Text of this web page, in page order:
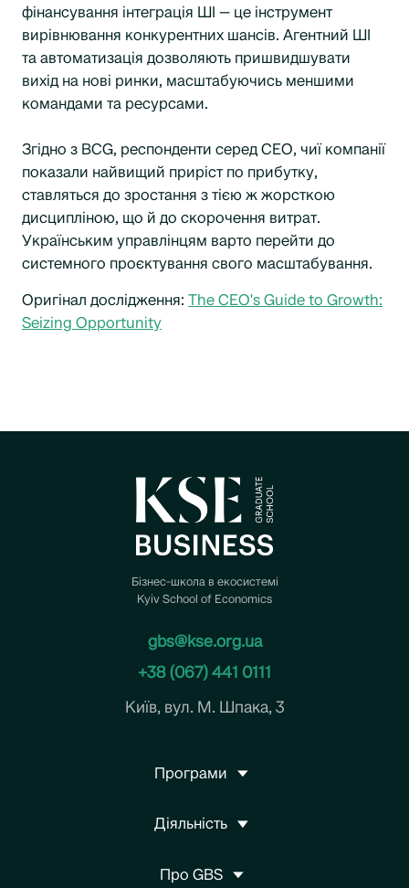
фінансування інтеграція ШІ — це інструмент
вирівнювання конкурентних шансів. Агентний ШІ
та автоматизація дозволяють пришвидшувати
вихід на нові ринки, масштабуючись меншими
командами та ресурсами.
Згідно з BCG, респонденти серед CEO, чиї компанії
показали найвищий приріст по прибутку,
ставляться до зростання з тією ж жорсткою
дисципліною, що й до скорочення витрат.
Українським управлінцям варто перейти до
системного проєктування свого масштабування.
Оригінал дослідження: The CEO's Guide to Growth:
Seizing Opportunity
Бізнес-школа в екосистемі
Kyiv School of Economics
gbs@kse.org.ua
+38 (067) 441 0111
Київ, вул. М. Шпака, 3
Програми
Діяльність
Про GBS